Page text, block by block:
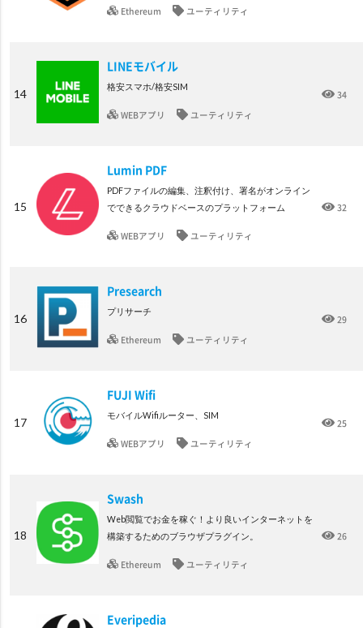
Ethereum ユーティリティ
14
LINEモバイル
格安スマホ/格安SIM
WEBアプリ ユーティリティ
34
15
Lumin PDF
PDFファイルの編集、注釈付け、署名がオンライン
でできるクラウドベースのプラットフォーム
WEBアプリ ユーティリティ
32
16
Presearch
プリサーチ
Ethereum ユーティリティ
29
17
FUJI Wifi
モバイルWifiルーター、SIM
WEBアプリ ユーティリティ
25
18
Swash
Web閲覧でお金を稼ぐ！より良いインターネットを
構築するためのブラウザプラグイン。
Ethereum ユーティリティ
26
Everipedia